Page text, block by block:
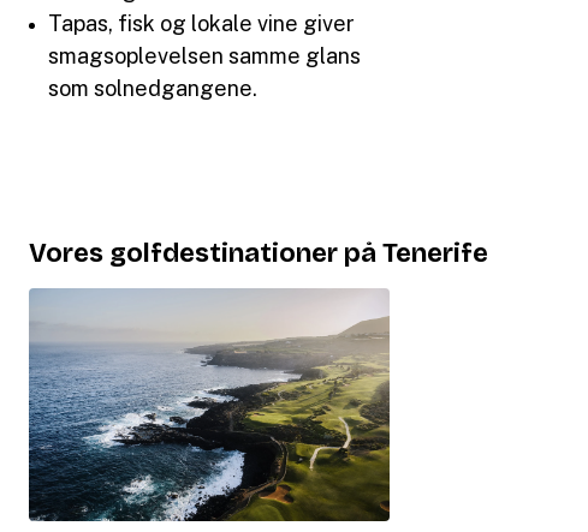
Tapas, fisk og lokale vine giver
smagsoplevelsen samme glans
som solnedgangene.
Vores golfdestinationer på Tenerife